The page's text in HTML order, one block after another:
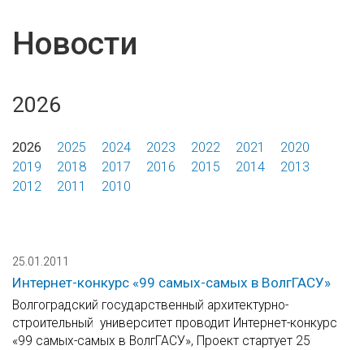
Новости
2026
2026 2025 2024 2023 2022 2021
2020
2019
2018 2017 2016 2015 2014
2013
2012
2011 2010
25.01.2011
Интернет-конкурс «99 самых-самых в ВолгГАСУ»
Волгоградский государственный архитектурно-
строительный университет проводит Интернет-конкурс
«99 самых-самых в ВолгГАСУ», Проект стартует 25